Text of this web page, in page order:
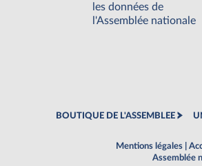
les données de
l'Assemblée nationale
BOUTIQUE DE L'ASSEMBLEE
Mentions légales
Assemblée